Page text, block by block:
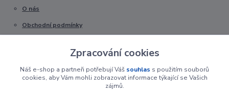
O nás
Obchodní podmínky
Zpracování cookies
Náš e-shop a partneři potřebují Váš souhlas s použitím souborů
cookies, aby Vám mohli zobrazovat informace týkající se Vašich
zájmů.